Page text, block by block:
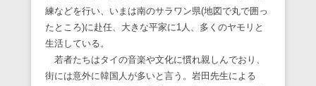
練などを行い、いまは南のサラワン県(地図で丸で囲っ
たところ)に赴任、大きな平家に1人、多くのヤモリと
生活している。
若者たちはタイの音楽や文化に慣れ親しんでおり、
街には意外に韓国人が多いと言う。岩田先生による